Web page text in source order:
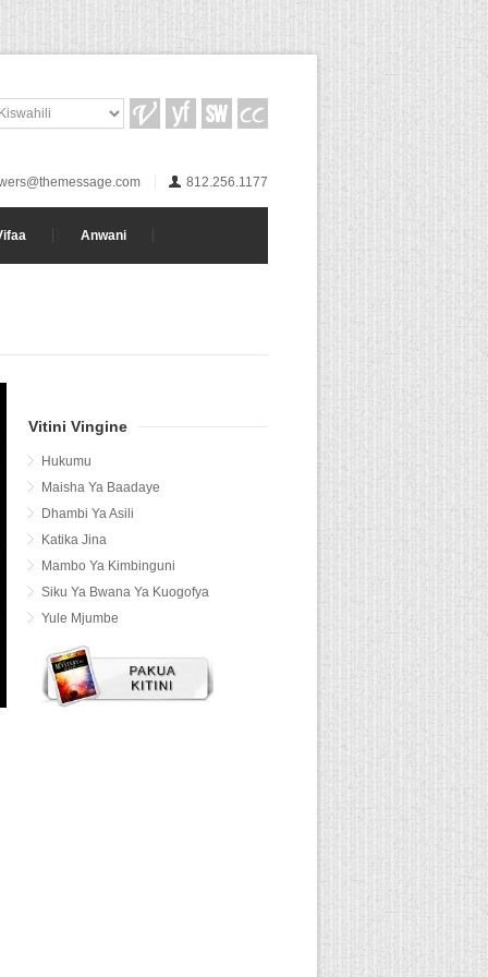
812.256.1177
Anwani
Vitini Vingine
Hukumu
Maisha Ya Baadaye
Dhambi Ya Asili
Katika Jina
Mambo Ya Kimbinguni
Siku Ya Bwana Ya Kuogofya
Yule Mjumbe